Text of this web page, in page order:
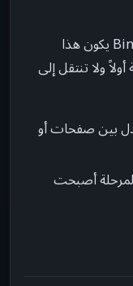
في لماذا تغيرت صفحة الدعوة في Binance يكون هذا
ولا تنتقل إلى
بين صفحات أو
أصبحت